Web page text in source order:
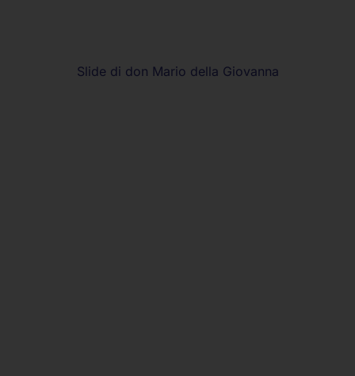
Slide di don Mario della Giovanna